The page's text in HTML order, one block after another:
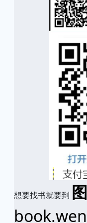
想要找书就要到